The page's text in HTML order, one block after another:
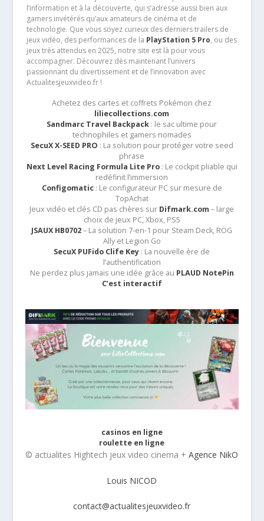
l’information et à la découverte, qui s’adresse aussi bien aux
gamers invétérés qu’aux amateurs de cinéma et de
technologie. Que vous soyez curieux des derniers trailers de
jeux vidéo, des performances de la PlayStation 5 Pro, ou des
jeux très attendus en 2025, notre site est là pour vous
accompagner. Découvrez dès maintenant l’univers
passionnant du divertissement et de l’innovation avec
Actualitesjeuxvideo.fr !
Achetez des cartes et coffrets Pokémon chez
liliecollections.com
Sandmarc Travel Backpack : le sac ultime pour
technophiles et gamers nomades
SecuX X-SEED PRO : La solution pour protéger votre seed
phrase
Next Level Racing Formula Lite Pro: Le cockpit pliable qui
redéfinit l’immersion
Configomatic: Le configurateur PC sur mesure de
TopAchat
Jeux vidéo et clés CD pas chères sur Difmark.com – large
choix de jeux PC, Xbox, PS5
JSAUX HB0702– La solution 7-en-1 pour Steam Deck, ROG
Ally et Legion Go
SecuX PUFido Clife Key : La nouvelle ère de
l’authentification
Ne perdez plus jamais une idée grâce au PLAUD NotePin
C’est interactif
casinos en ligne
roulette en ligne
© actualites Hightech jeux video cinema +Agence NikO
Louis NICOD
contact@actualitesjeuxvideo.fr